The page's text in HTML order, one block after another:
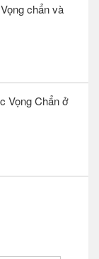
chẩn và
Vọng Chẩn ở